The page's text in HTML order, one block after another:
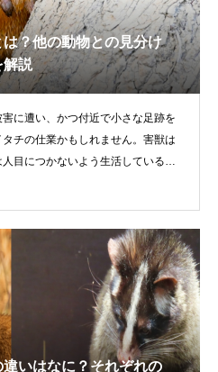
？他の動物との見分け
解説
に遭い、かつ付近で小さな足跡を
チの仕業かもしれません。害獣は
目につかないよう生活しているた
いはなに？それぞれの